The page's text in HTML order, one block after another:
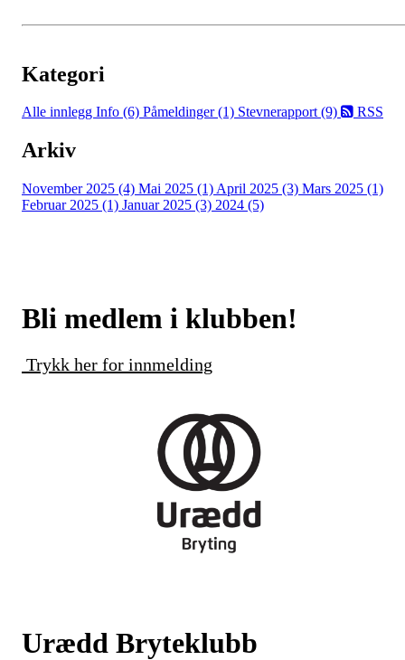
Kategori
Alle innlegg Info (6) Påmeldinger (1) Stevnerapport (9) RSS
Arkiv
November 2025 (4) Mai 2025 (1) April 2025 (3) Mars 2025 (1)
Februar 2025 (1) Januar 2025 (3) 2024 (5)
Bli medlem i klubben!
Trykk her for innmelding
Urædd Bryteklubb